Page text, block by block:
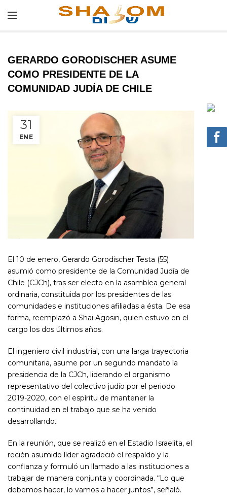
GERARDO GORODISCHER ASUME
COMO PRESIDENTE DE LA
COMUNIDAD JUDÍA DE CHILE
31
ENE
El 10 de enero, Gerardo Gorodischer Testa (55)
asumió como presidente de la Comunidad Judía de
Chile (CJCh), tras ser electo en la asamblea general
ordinaria, constituida por los presidentes de las
comunidades e instituciones afiliadas a ésta. De esa
forma, reemplazó a Shai Agosin, quien estuvo en el
cargo los dos últimos años.
El ingeniero civil industrial, con una larga trayectoria
comunitaria, asume por un segundo mandato la
presidencia de la CJCh, liderando el organismo
representativo del colectivo judío por el periodo
2019-2020, con el espíritu de mantener la
continuidad en el trabajo que se ha venido
desarrollando.
En la reunión, que se realizó en el Estadio Israelita, el
recién asumido líder agradeció el respaldo y la
confianza y formuló un llamado a las instituciones a
trabajar de manera conjunta y coordinada. “Lo que
debemos hacer, lo vamos a hacer juntos”, señaló.